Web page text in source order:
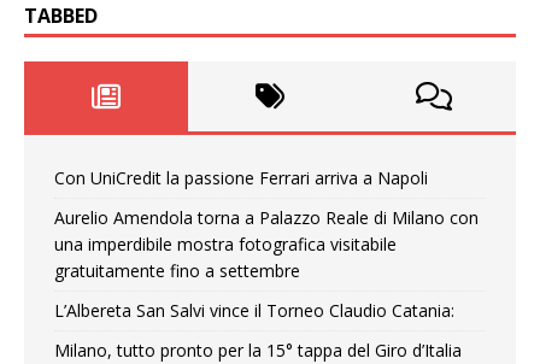
TABBED
Con UniCredit la passione Ferrari arriva a Napoli
Aurelio Amendola torna a Palazzo Reale di Milano con
una imperdibile mostra fotografica visitabile
gratuitamente fino a settembre
L’Albereta San Salvi vince il Torneo Claudio Catania:
Milano, tutto pronto per la 15° tappa del Giro d’Italia